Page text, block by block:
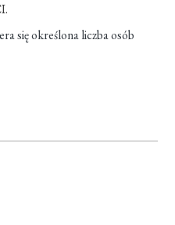
się określona liczba osób